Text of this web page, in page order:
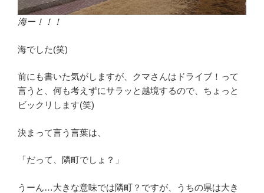
海ー！！！
海でした(笑)
前にも書いた気がしますが、クマさんはドライブ！って
言うと、何も考えずにサラッと越境するので、ちょっと
ビックリします(笑)
決まって言う言葉は、
「だって、隣町でしょ？」
うーん…大きな意味では隣町？ですが、うちの県は大き